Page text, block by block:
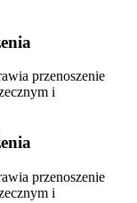
przenoszenie
i
przenoszenie
i